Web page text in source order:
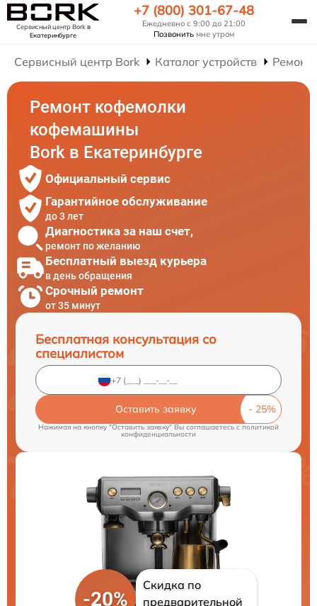
Сервисный центр Borkв
Екатеринбурге
+7 (800) 301-67-48
Ежедневно с 9:00 до 21:00
Позвонить мне утром
Сервисный центр Bork Каталог устройств
Ремонт кофемолки
кофемашины
Bork в Екатеринбурге
Официальный сервис
Гарантийное обслуживание
до 3 лет
Диагностика за наш счет,
ремонт по желанию
Бесплатный выезд курьера
в день обращения
Срочный ремонт
от 35 минут
Бесплатная консультация со
специалистом
Оставить заявку
Нажимая на кнопку "Оставить заявку" Вы соглашаетесь cполитикой
конфиденциальности
-20%
Скидка по
предварительной